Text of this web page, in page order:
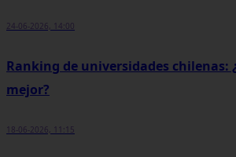
24-06-2026, 14:00
Ranking de universidades chilenas:
mejor?
18-06-2026, 11:15